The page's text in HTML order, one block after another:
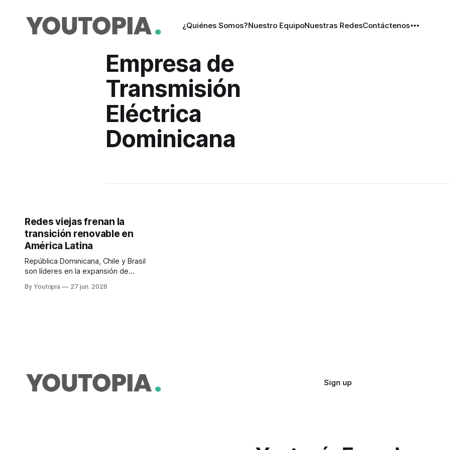
¿Quiénes Somos?Nuestro EquipoNuestras RedesContáctenos
Empresa de
Transmisión
Eléctrica
Dominicana
Redes viejas frenan la
transición renovable en
América Latina
República Dominicana, Chile y Brasil
son líderes en la expansión de
más energía de la que sus redes
By Youtopia 27 jun. 2026
Sign up